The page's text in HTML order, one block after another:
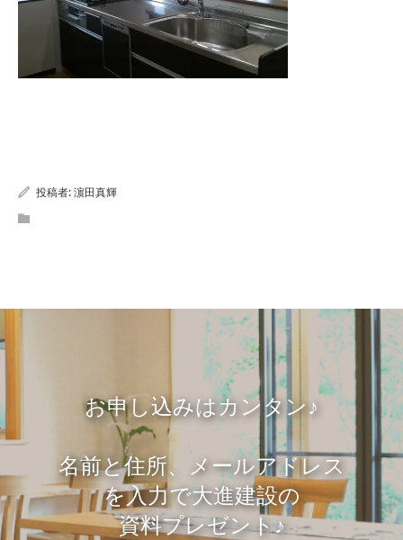
投稿者:濵田真輝
お申し込みはカンタン♪
名前と住所、メールアドレス
を入力で大進建設の
資料プレゼント♪